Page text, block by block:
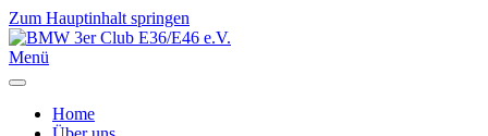
Zum Hauptinhalt springen
Menü
Home
Jahr
Monat
Jahr
Monat